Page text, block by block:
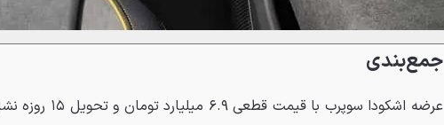
جمع‌بندی
عرضه اشکودا سوپرب